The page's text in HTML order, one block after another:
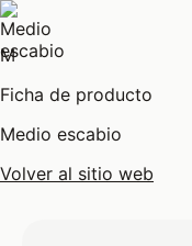
M
Ficha de producto
Medio escabio
Volver al sitio web